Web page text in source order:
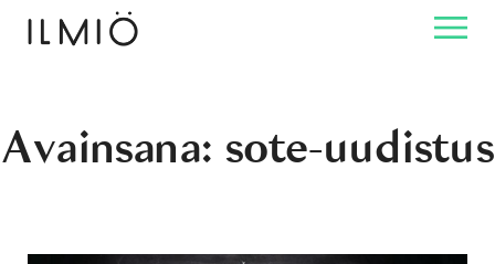
Avainsana: sote-uudistus